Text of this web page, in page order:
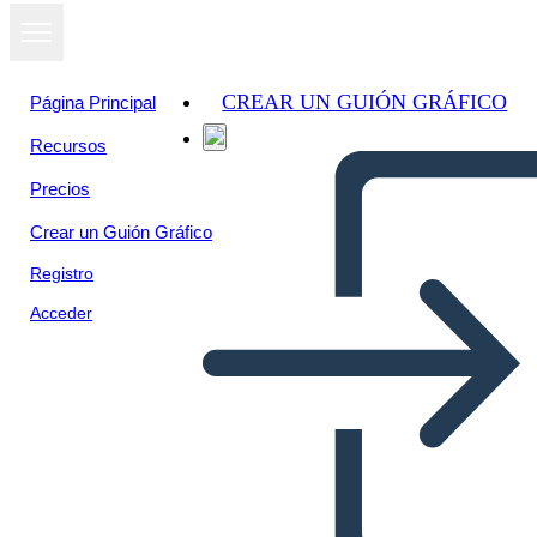
Página Principal
Recursos
Precios
Crear un Guión Gráfico
Registro
Acceder
CREAR UN GUIÓN GRÁFICO